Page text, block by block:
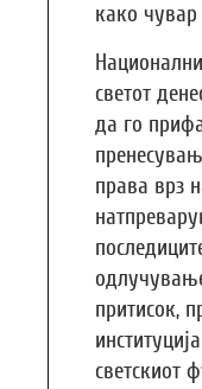
како
светот
да го
права врз
притисок,
светскиот